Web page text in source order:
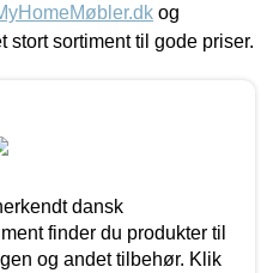
og
stort sortiment til gode priser.
dansk
finder du produkter til
og andet tilbehør. Klik